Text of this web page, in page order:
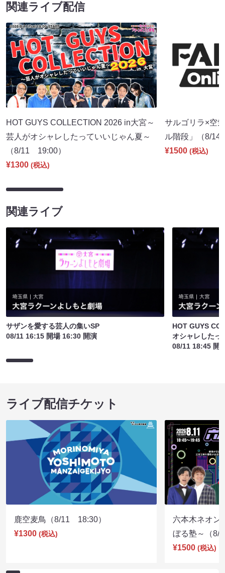
関連ライブ配信
HOT GUYS COLLECTION 2026 in大宮～
芸人がオシャレしたっていいじゃん夏～
（8/11 19:00）
¥1300 (税込)
サルゴリラ×空
ル階段」（8/
¥1500 (税込)
関連ライブ
サザンを愛する芸人の集いSP
08/11 16:15 開場 16:30 開演
HOT GUYS
オシャレしたっ
08/11 18:45 開
ライブ配信チケット
鹿空麦鳥（8/11 18:30）
¥1300 (税込)
六本木ネオン
ぼる塾～（
¥1500 (税込)